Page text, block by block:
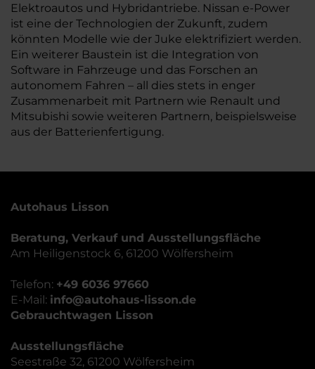
Elektroautos und Hybridantriebe. Nissan e-Power
ist eine der Technologien der Zukunft, zudem
könnten Modelle wie der Juke elektrifiziert werden.
Ein weiterer Baustein ist die Integration von
Software in Fahrzeuge und das Forschen an
autonomem Fahren – all dies stets in enger
Zusammenarbeit mit Partnern wie Renault und
Mitsubishi sowie weiteren Partnern, beispielsweise
aus der Batterienfertigung.
Autohaus Lisson
Beratung, Verkauf und Ausstellungsfläche
Am Heiligenstock 6, 61200 Wölfersheim
Telefon: +49 6036 97660
E-Mail: info@autohaus-lisson.de
Gebrauchtwagen Lisson
Ausstellungsfläche
Seestraße 32, 61200 Wölfersheim